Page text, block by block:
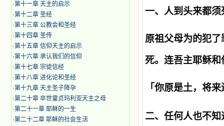
·第十一章 天主的启示
·第十二章 圣经
·第十三章 公教会和圣经
·第十四章 圣传
·第十五章 信仰天主的启示
·第十六章 承认我们的信仰
·第十七章 宗徒信经
·第十八章 进化论和圣经
·第十九章 天主圣子降孕
·第二十章 卒世童贞玛利亚天主之母
·第二十一章 耶稣的一生
·第二十二章 耶稣的社会生活
一、人到头来都
原祖父母为的犯
死。连吾主耶稣
「你原是土，将
二、任何人也不